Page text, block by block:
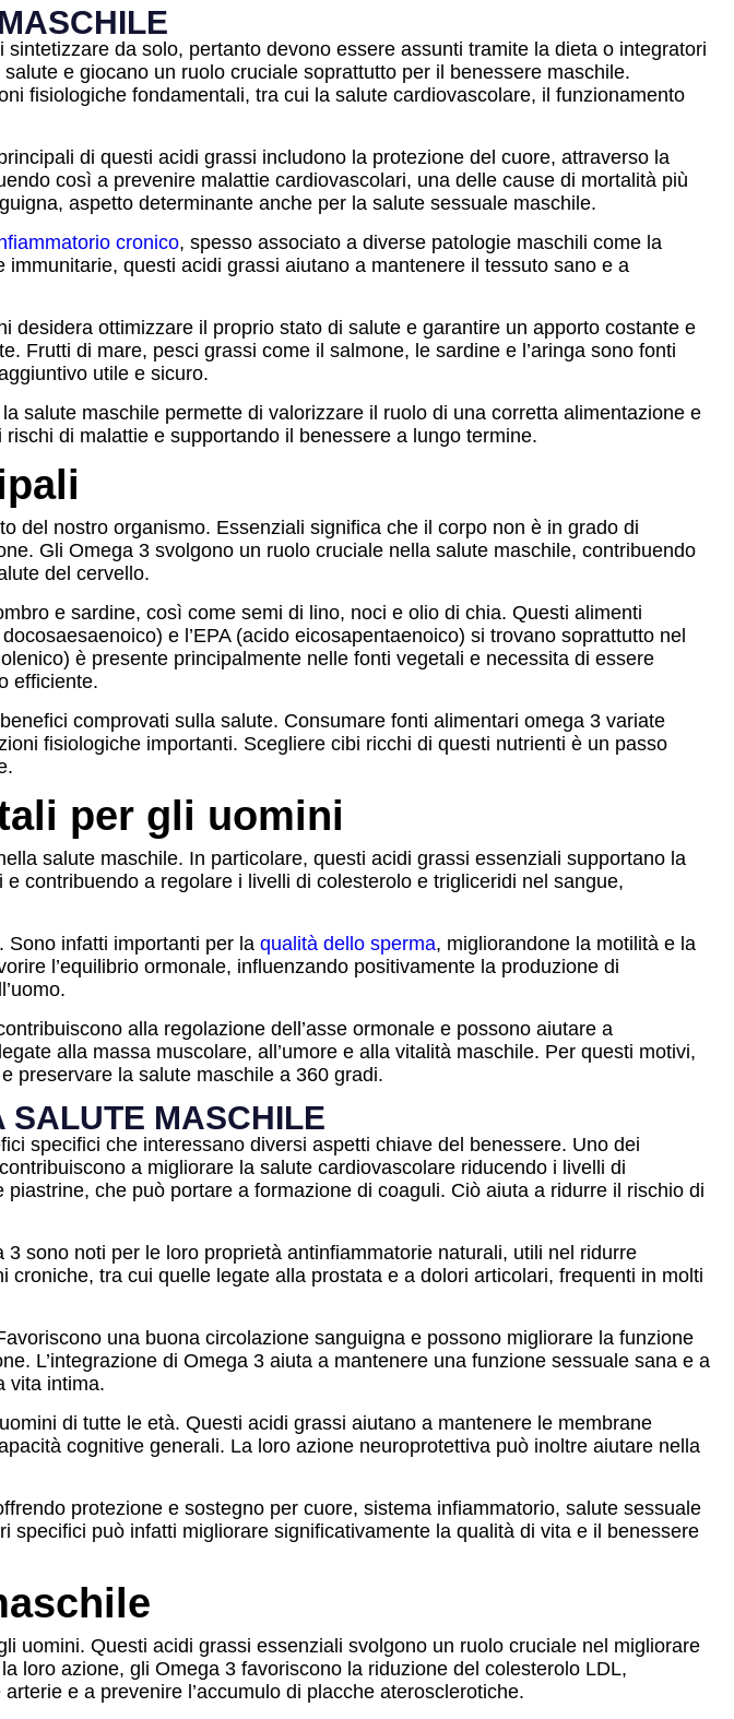
da solo, pertanto devono essere assunti tramite la dieta o integratori
e giocano un ruolo cruciale soprattutto per il benessere maschile.
fisiologiche fondamentali, tra cui la salute cardiovascolare, il funzionamento
di questi acidi grassi includono la protezione del cuore, attraverso la
così a prevenire malattie cardiovascolari, una delle cause di mortalità più
aspetto determinante anche per la salute sessuale maschile.
cronico, spesso associato a diverse patologie maschili come la
questi acidi grassi aiutano a mantenere il tessuto sano e a
desidera ottimizzare il proprio stato di salute e garantire un apporto costante e
Frutti di mare, pesci grassi come il salmone, le sardine e l’aringa sono fonti
utile e sicuro.
salute maschile permette di valorizzare il ruolo di una corretta alimentazione e
di malattie e supportando il benessere a lungo termine.
del nostro organismo. Essenziali significa che il corpo non è in grado di
Gli Omega 3 svolgono un ruolo cruciale nella salute maschile, contribuendo
del cervello.
e sardine, così come semi di lino, noci e olio di chia. Questi alimenti
e l’EPA (acido eicosapentaenoico) si trovano soprattutto nel
è presente principalmente nelle fonti vegetali e necessita di essere
efficiente.
comprovati sulla salute. Consumare fonti alimentari omega 3 variate
fisiologiche importanti. Scegliere cibi ricchi di questi nutrienti è un passo
per gli uomini
salute maschile. In particolare, questi acidi grassi essenziali supportano la
contribuendo a regolare i livelli di colesterolo e trigliceridi nel sangue,
Sono infatti importanti per la qualità dello sperma, migliorandone la motilità e la
l’equilibrio ormonale, influenzando positivamente la produzione di
alla regolazione dell’asse ormonale e possono aiutare a
alla massa muscolare, all’umore e alla vitalità maschile. Per questi motivi,
preservare la salute maschile a 360 gradi.
SALUTE MASCHILE
specifici che interessano diversi aspetti chiave del benessere. Uno dei
a migliorare la salute cardiovascolare riducendo i livelli di
che può portare a formazione di coaguli. Ciò aiuta a ridurre il rischio di
3 sono noti per le loro proprietà antinfiammatorie naturali, utili nel ridurre
tra cui quelle legate alla prostata e a dolori articolari, frequenti in molti
una buona circolazione sanguigna e possono migliorare la funzione
L’integrazione di Omega 3 aiuta a mantenere una funzione sessuale sana e a
vita intima.
di tutte le età. Questi acidi grassi aiutano a mantenere le membrane
cognitive generali. La loro azione neuroprotettiva può inoltre aiutare nella
protezione e sostegno per cuore, sistema infiammatorio, salute sessuale
può infatti migliorare significativamente la qualità di vita e il benessere
uomini. Questi acidi grassi essenziali svolgono un ruolo cruciale nel migliorare
loro azione, gli Omega 3 favoriscono la riduzione del colesterolo LDL,
e a prevenire l’accumulo di placche aterosclerotiche.